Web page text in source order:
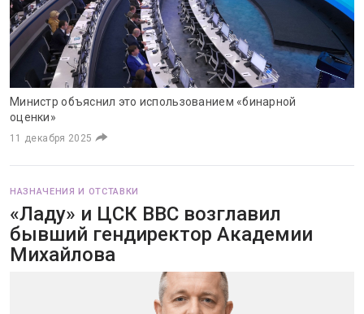
Министр объяснил это использованием «бинарной
оценки»
11 декабря 2025
НАЗНАЧЕНИЯ И ОТСТАВКИ
«Ладу» и ЦСК ВВС возглавил
бывший гендиректор Академии
Михайлова